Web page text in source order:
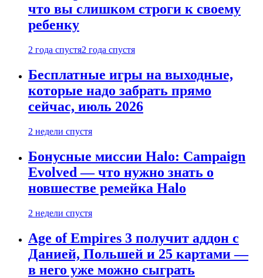
что вы слишком строги к своему
ребенку
2 года спустя2 года спустя
Бесплатные игры на выходные,
которые надо забрать прямо
сейчас, июль 2026
2 недели спустя
Бонусные миссии Halo: Campaign
Evolved — что нужно знать о
новшестве ремейка Halo
2 недели спустя
Age of Empires 3 получит аддон с
Данией, Польшей и 25 картами —
в него уже можно сыграть